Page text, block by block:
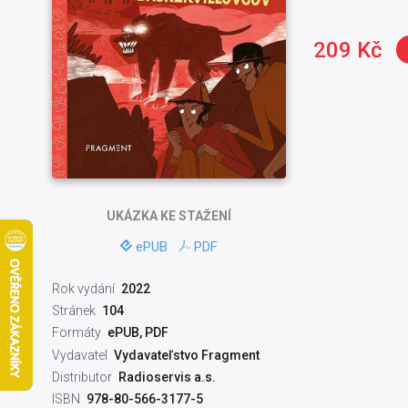
UKÁZKAKE STAŽENÍ
ePUB PDF
Rok vydání 2022
Stránek 104
Formáty ePUB, PDF
Vydavatel
Vydavateľstvo Fragment
Distributor Radioservis a.s.
ISBN
978-80-566-3177-5
209 Kč